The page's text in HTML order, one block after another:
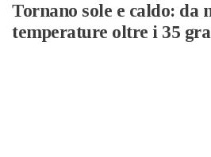
Tornano sole e caldo: da
temperature oltre i 35